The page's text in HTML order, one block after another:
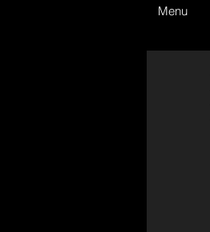
Menu